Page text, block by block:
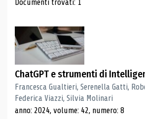
Risultati di ricerca
Documenti trovati: 1
ChatGPT e strumenti di
Francesca Gualtieri, Serenella Gatti,
Federica Viazzi, Silvia Molinari
anno: 2024, volume: 42, numero: 8